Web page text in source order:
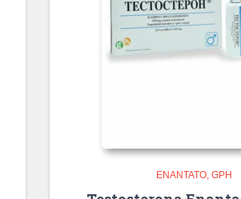
ENANTATO GPH